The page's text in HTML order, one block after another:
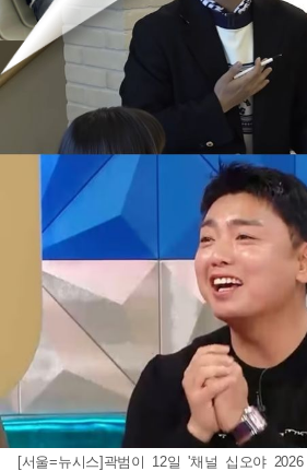
[서울=뉴시스]곽범이 12일 '채널 십오야